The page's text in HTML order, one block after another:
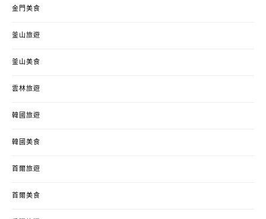
金門美食
釜山旅遊
釜山美食
雲林旅遊
韓國旅遊
韓國美食
首爾旅遊
首爾美食